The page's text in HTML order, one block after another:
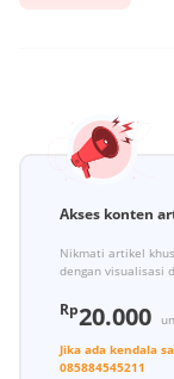
Akses konten
Nikmati artikel
dengan visualisasi
Rp20.000
Jika ada kendala
085884545211